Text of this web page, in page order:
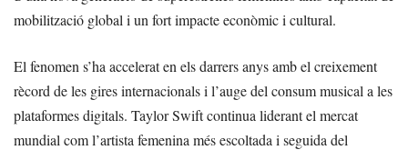
mobilització global i un fort impacte econòmic i cultural.
El fenomen s’ha accelerat en els darrers anys amb el creixement
rècord de les gires internacionals i l’auge del consum musical a les
plataformes digitals. Taylor Swift continua liderant el mercat
mundial com l’artista femenina més escoltada i seguida del